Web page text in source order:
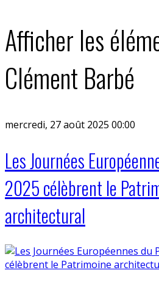
Afficher les
Clément Barbé
mercredi, 27 août 2025 00:00
Les Journées
2025 célèbrent le
architectural